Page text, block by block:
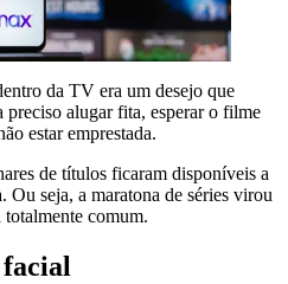
da TV era um desejo que
alugar fita, esperar o filme
estar emprestada.
de títulos ficaram disponíveis a
Ou seja, a maratona de séries virou
comum.